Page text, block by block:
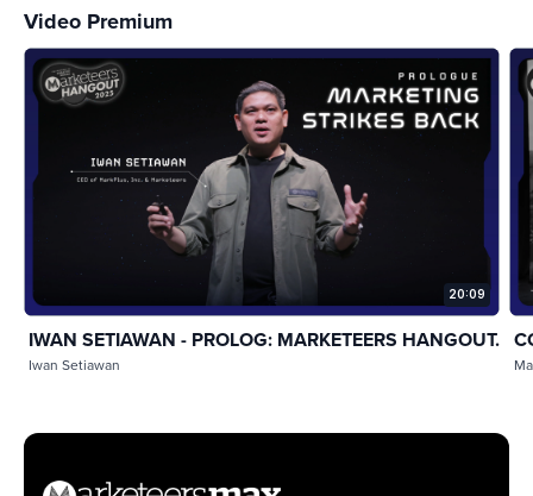
Video Premium
20:09
IWAN SETIAWAN - PROLOG: MARKETEERS HANGOUT...
Iwan Setiawan